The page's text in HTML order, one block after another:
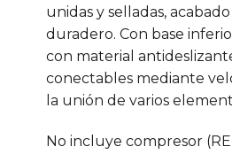
unidas y selladas,
duradero. Con base
con material
conectables mediante
la unión de varios
No incluye compresor